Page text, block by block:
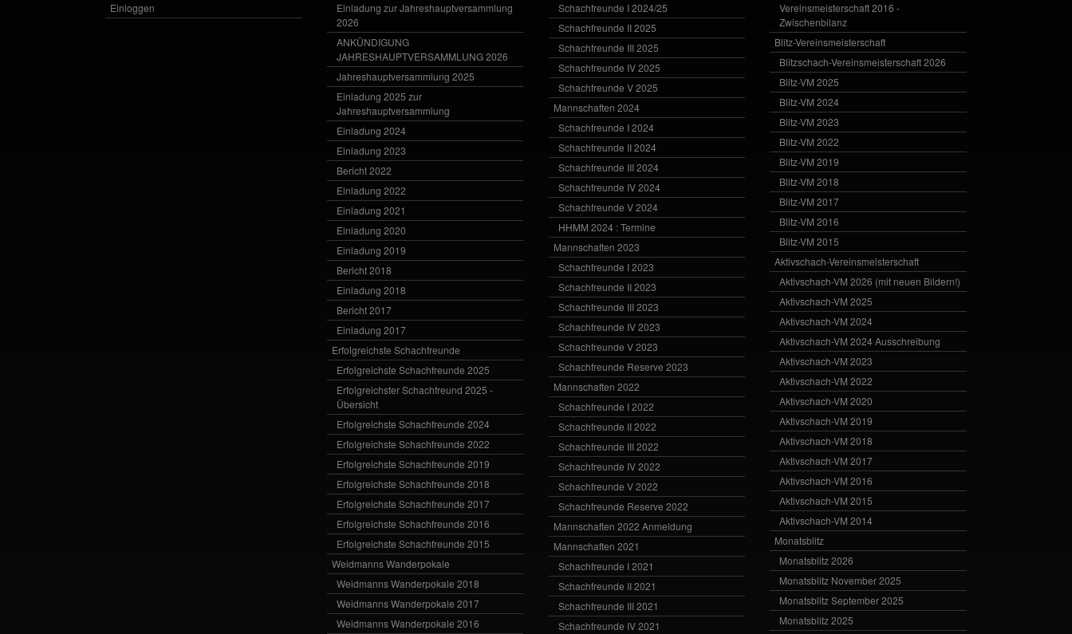
Einloggen
Einladung zur Jahreshauptversammlung
2026
ANKÜNDIGUNG
JAHRESHAUPTVERSAMMLUNG 2026
Jahreshauptversammlung 2025
Einladung 2025 zur
Jahreshauptversammlung
Einladung 2024
Einladung 2023
Bericht 2022
Einladung 2022
Einladung 2021
Einladung 2020
Einladung 2019
Bericht 2018
Einladung 2018
Bericht 2017
Einladung 2017
Erfolgreichste Schachfreunde
Erfolgreichste Schachfreunde 2025
Erfolgreichster Schachfreund 2025 -
Übersicht
Erfolgreichste Schachfreunde 2024
Erfolgreichste Schachfreunde 2022
Erfolgreichste Schachfreunde 2019
Erfolgreichste Schachfreunde 2018
Erfolgreichste Schachfreunde 2017
Erfolgreichste Schachfreunde 2016
Erfolgreichste Schachfreunde 2015
Weidmanns Wanderpokale
Weidmanns Wanderpokale 2018
Weidmanns Wanderpokale 2017
Weidmanns Wanderpokale 2016
Schachfreunde I 2024/25
Schachfreunde II 2025
Schachfreunde III 2025
Schachfreunde IV 2025
Schachfreunde V 2025
Mannschaften 2024
Schachfreunde I 2024
Schachfreunde II 2024
Schachfreunde III 2024
Schachfreunde IV 2024
Schachfreunde V 2024
HHMM 2024 : Termine
Mannschaften 2023
Schachfreunde I 2023
Schachfreunde II 2023
Schachfreunde III 2023
Schachfreunde IV 2023
Schachfreunde V 2023
Schachfreunde Reserve 2023
Mannschaften 2022
Schachfreunde I 2022
Schachfreunde II 2022
Schachfreunde III 2022
Schachfreunde IV 2022
Schachfreunde V 2022
Schachfreunde Reserve 2022
Mannschaften 2022 Anmeldung
Mannschaften 2021
Schachfreunde I 2021
Schachfreunde II 2021
Schachfreunde III 2021
Schachfreunde IV 2021
Vereinsmeisterschaft 2016 -
Zwischenbilanz
Blitz-Vereinsmeisterschaft
Blitzschach-Vereinsmeisterschaft 2026
Blitz-VM 2025
Blitz-VM 2024
Blitz-VM 2023
Blitz-VM 2022
Blitz-VM 2019
Blitz-VM 2018
Blitz-VM 2017
Blitz-VM 2016
Blitz-VM 2015
Aktivschach-Vereinsmeisterschaft
Aktivschach-VM 2026 (mit neuen Bildern!)
Aktivschach-VM 2025
Aktivschach-VM 2024
Aktivschach-VM 2024 Ausschreibung
Aktivschach-VM 2023
Aktivschach-VM 2022
Aktivschach-VM 2020
Aktivschach-VM 2019
Aktivschach-VM 2018
Aktivschach-VM 2017
Aktivschach-VM 2016
Aktivschach-VM 2015
Aktivschach-VM 2014
Monatsblitz
Monatsblitz 2026
Monatsblitz November 2025
Monatsblitz September 2025
Monatsblitz 2025